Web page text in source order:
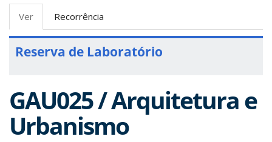
Abas
primárias
Ver
ativa)
Recorrência
Reserva de Laboratório
GAU025 / Arquitetura e
Urbanismo